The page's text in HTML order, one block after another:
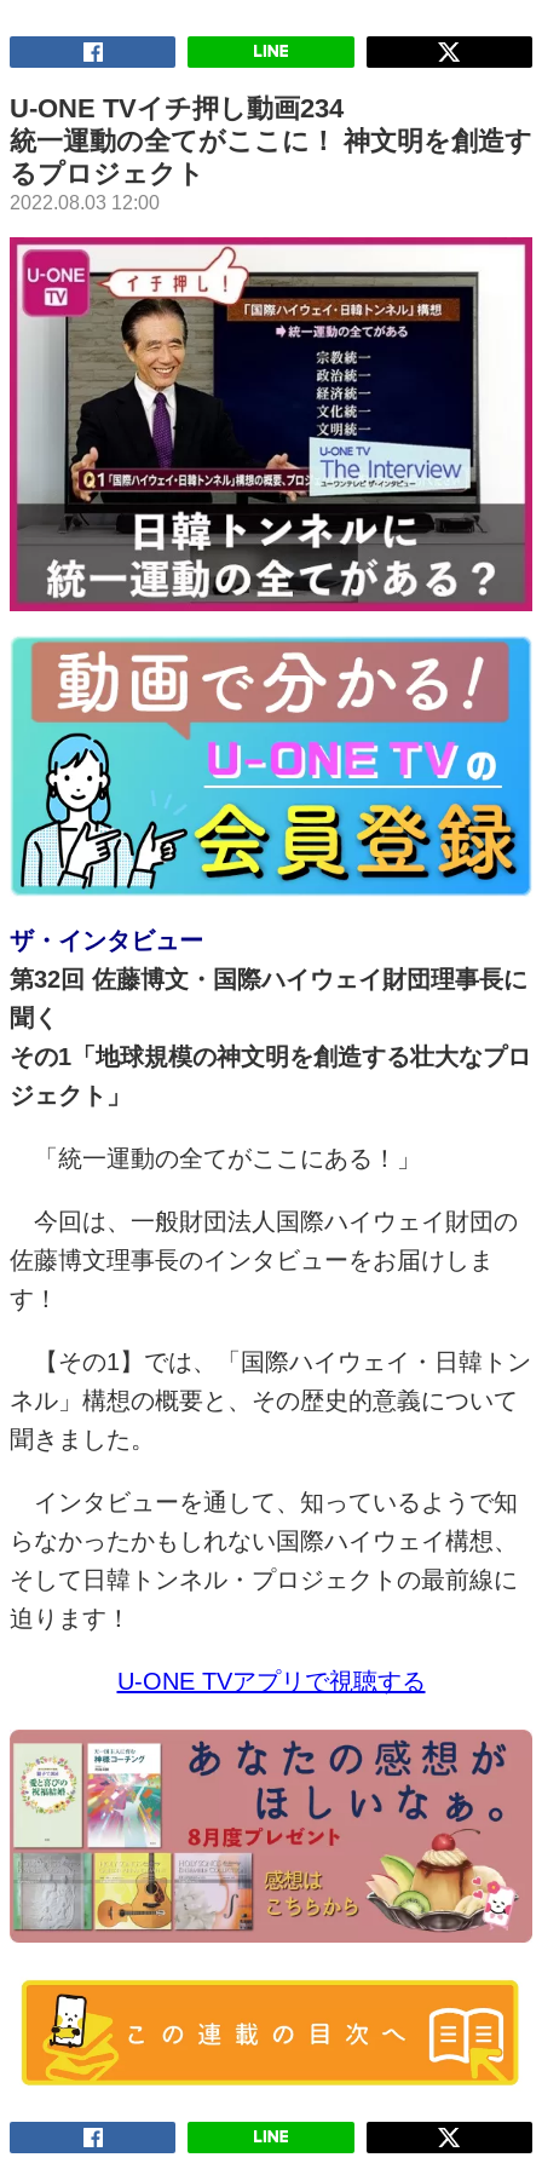
U-ONE TVイチ押し動画234
統一運動の全てがここに！ 神文明を創造す
るプロジェクト
2022.08.03 12:00
ザ・インタビュー
第32回 佐藤博文・国際ハイウェイ財団理事長に
聞く
その1「地球規模の神文明を創造する壮大なプロ
ジェクト」
「統一運動の全てがここにある！」
今回は、一般財団法人国際ハイウェイ財団の
佐藤博文理事長のインタビューをお届けしま
す！
【その1】では、「国際ハイウェイ・日韓トン
ネル」構想の概要と、その歴史的意義について
聞きました。
インタビューを通して、知っているようで知
らなかったかもしれない国際ハイウェイ構想、
そして日韓トンネル・プロジェクトの最前線に
迫ります！
U-ONE TVアプリで視聴する